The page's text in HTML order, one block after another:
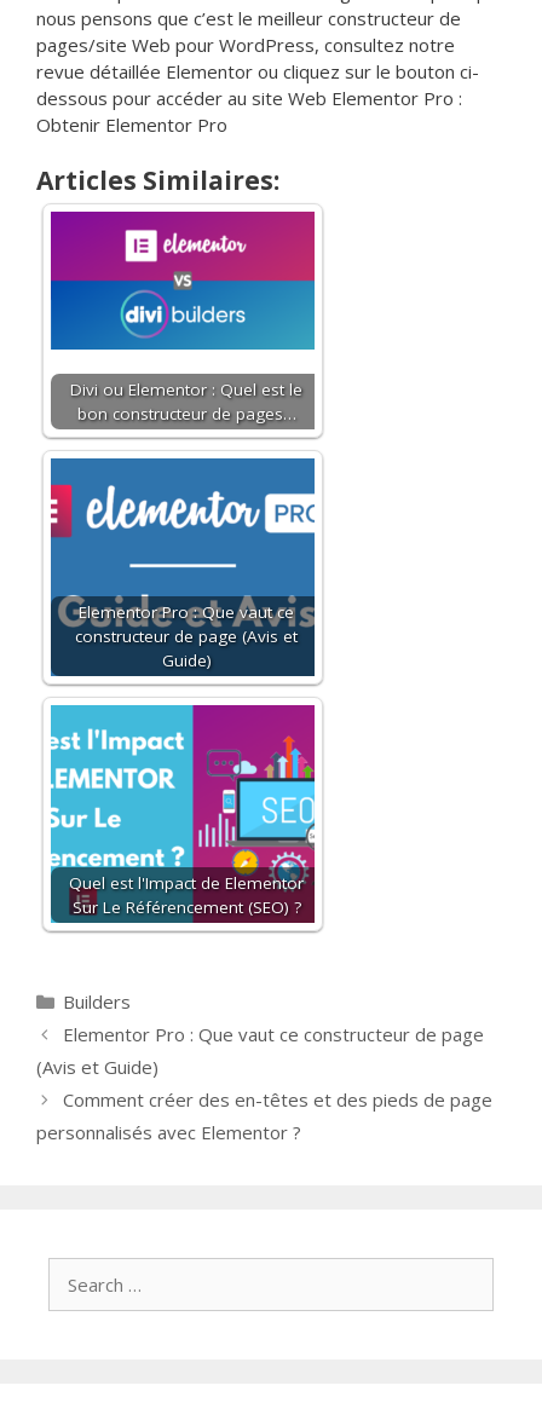
nous pensons que c’est le meilleur constructeur de
pages/site Web pour WordPress, consultez notre
revue détaillée Elementor ou cliquez sur le bouton ci-
dessous pour accéder au site Web Elementor Pro :
Obtenir Elementor Pro
Articles Similaires:
Divi ou Elementor : Quel est le
bon constructeur de pages…
Elementor Pro : Que vaut ce
constructeur de page (Avis et
Guide)
Quel est l'Impact de Elementor
Sur Le Référencement (SEO) ?
Categories
Builders
Post
navigation
Elementor Pro : Que vaut ce constructeur de page
(Avis et Guide)
Comment créer des en-têtes et des pieds de page
personnalisés avec Elementor ?